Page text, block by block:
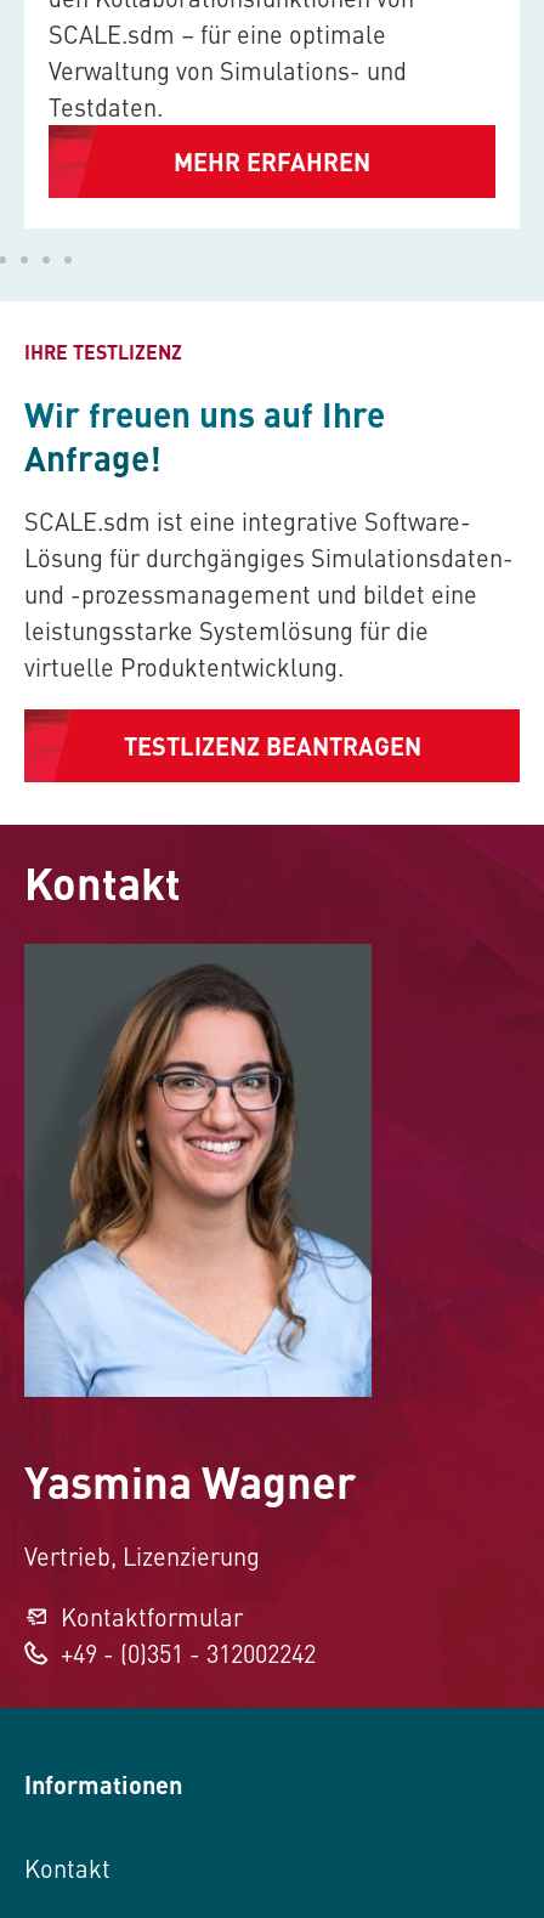
SCALE.sdm – für eine optimale
Verwaltung von Simulations- und
Testdaten.
MEHR ERFAHREN
IHRE TESTLIZENZ
Wir freuen uns auf Ihre
Anfrage!
SCALE.sdm ist eine integrative Software-
Lösung für durchgängiges Simulationsdaten-
und -prozessmanagement und bildet eine
leistungsstarke Systemlösung für die
virtuelle Produktentwicklung.
TESTLIZENZ BEANTRAGEN
Kontakt
Yasmina Wagner
Vertrieb, Lizenzierung
Kontaktformular
+49 - (0)351 - 312002242
Informationen
Kontakt